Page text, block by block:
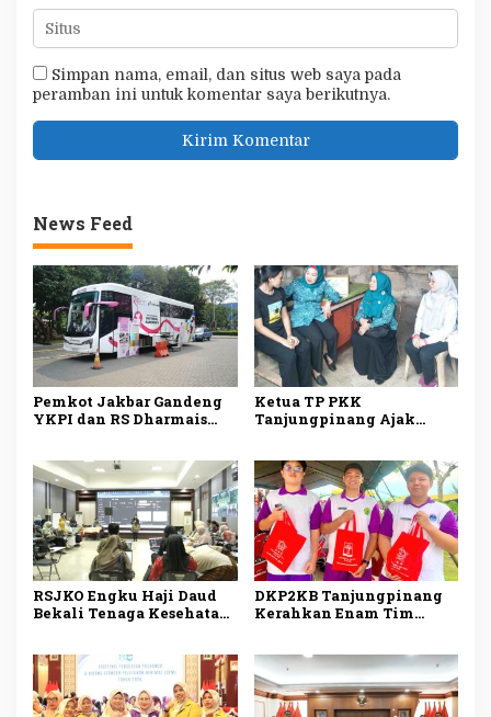
Simpan nama, email, dan situs web saya pada
peramban ini untuk komentar saya berikutnya.
News Feed
Pemkot Jakbar Gandeng
YKPI dan RS Dharmais
PKK
Ketua TP PKK
Tanjungpinang Ajak
Menyisir
RSJKO Engku Haji Daud
Bekali Tenaga Kesehatan
Medis
DKP2KB Tanjungpinang
Kerahkan Enam Tim